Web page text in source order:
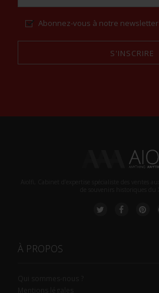
Abonnez-vous à notre newsletter
S'INSCRIRE
À PROPOS